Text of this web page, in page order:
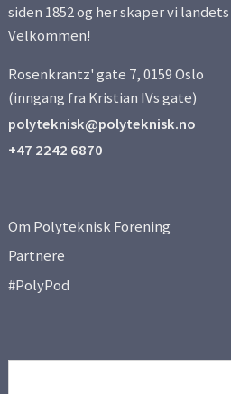
siden 1852 og her skaper vi
Velkommen!
Rosenkrantz' gate 7, 0159 Oslo
(inngang fra Kristian IVs gate)
polyteknisk@polyteknisk.no
+47 2242 6870
Om Polyteknisk Forening
Partnere
#PolyPod